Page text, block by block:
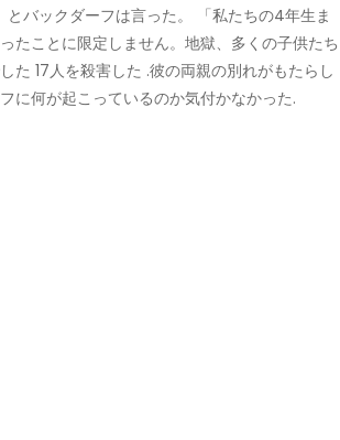
バックダーフは言った。 「私たちの4年生ま
たことに限定しません。地獄、多くの子供たち
た 17人を殺害した .彼の両親の別れがもたらし
に何が起こっているのか気付かなかった.